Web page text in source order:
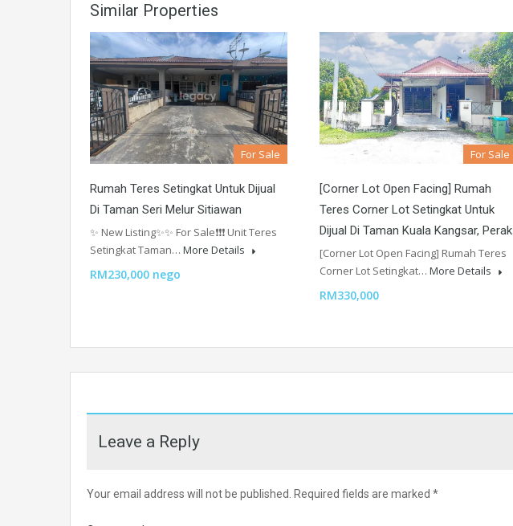
Similar Properties
For Sale
Rumah Teres Setingkat Untuk Dijual
Di Taman Seri Melur Sitiawan
✨ New Listing✨✨ For Sale❗️❗️❗️ Unit Teres
Setingkat Taman… More Details
RM230,000 nego
For Sale
[Corner Lot Open Facing] Rumah
Teres Corner Lot Setingkat Untuk
Dijual Di Taman Kuala Kangsar, Perak
[Corner Lot Open Facing] Rumah Teres
Corner Lot Setingkat… More Details
RM330,000
Leave a Reply
Your email address will not be published. Required fields are marked *